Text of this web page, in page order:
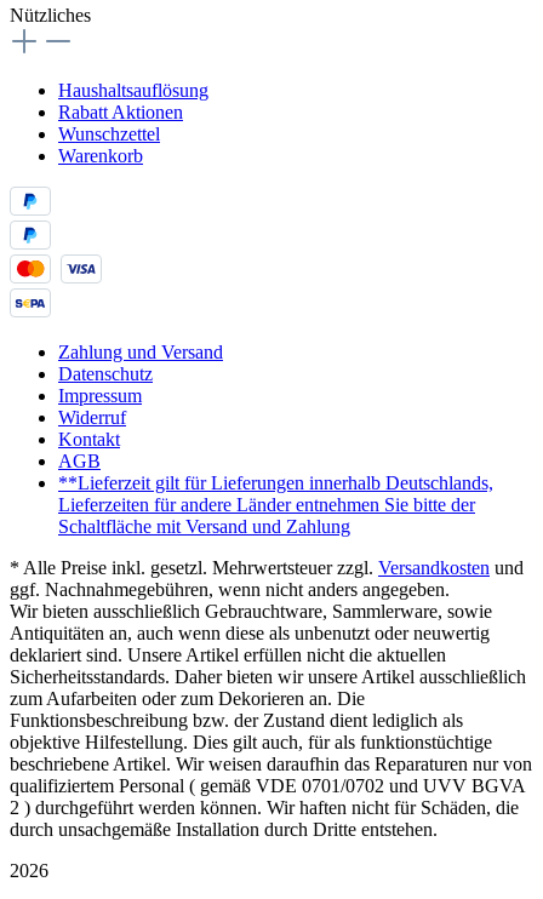
Nützliches
Haushaltsauflösung
Rabatt Aktionen
Wunschzettel
Warenkorb
Zahlung und Versand
Datenschutz
Impressum
Widerruf
Kontakt
AGB
**Lieferzeit gilt für Lieferungen innerhalb Deutschlands,
Lieferzeiten für andere Länder entnehmen Sie bitte der
Schaltfläche mit Versand und Zahlung
* Alle Preise inkl. gesetzl. Mehrwertsteuer zzgl. Versandkosten und
ggf. Nachnahmegebühren, wenn nicht anders angegeben.
Wir bieten ausschließlich Gebrauchtware, Sammlerware, sowie
Antiquitäten an, auch wenn diese als unbenutzt oder neuwertig
deklariert sind. Unsere Artikel erfüllen nicht die aktuellen
Sicherheitsstandards. Daher bieten wir unsere Artikel ausschließlich
zum Aufarbeiten oder zum Dekorieren an. Die
Funktionsbeschreibung bzw. der Zustand dient lediglich als
objektive Hilfestellung. Dies gilt auch, für als funktionstüchtige
beschriebene Artikel. Wir weisen daraufhin das Reparaturen nur von
qualifiziertem Personal ( gemäß VDE 0701/0702 und UVV BGVA
2 ) durchgeführt werden können. Wir haften nicht für Schäden, die
durch unsachgemäße Installation durch Dritte entstehen.
2026